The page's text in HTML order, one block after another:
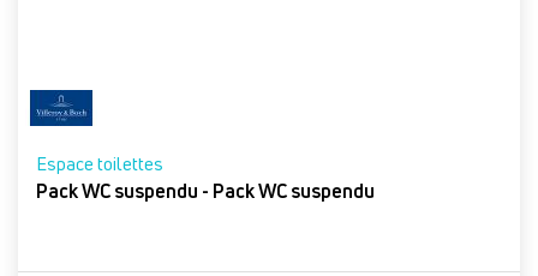
Espace toilettes
Pack WC suspendu - Pack WC suspendu